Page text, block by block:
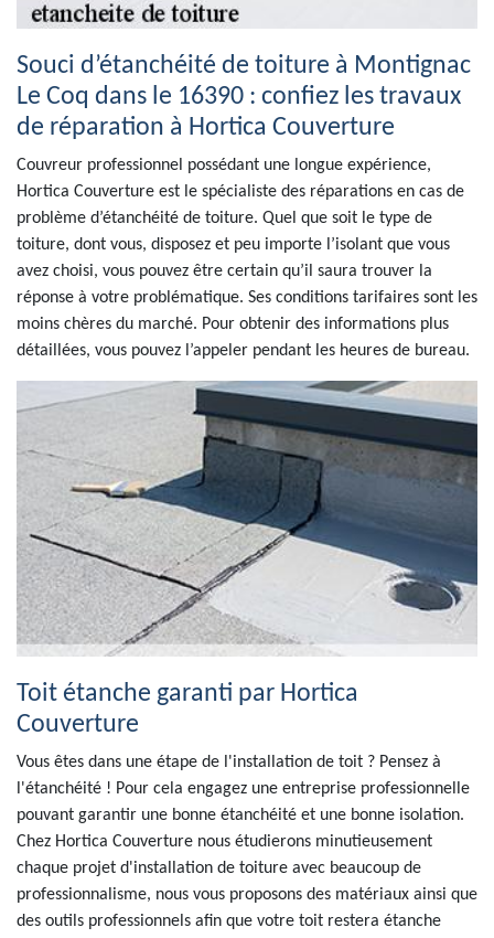
Souci d’étanchéité de toiture à Montignac
Le Coq dans le 16390 : confiez les travaux
de réparation à Hortica Couverture
Couvreur professionnel possédant une longue expérience,
Hortica Couverture est le spécialiste des réparations en cas de
problème d’étanchéité de toiture. Quel que soit le type de
toiture, dont vous, disposez et peu importe l’isolant que vous
avez choisi, vous pouvez être certain qu’il saura trouver la
réponse à votre problématique. Ses conditions tarifaires sont les
moins chères du marché. Pour obtenir des informations plus
détaillées, vous pouvez l’appeler pendant les heures de bureau.
Toit étanche garanti par Hortica
Couverture
Vous êtes dans une étape de l'installation de toit ? Pensez à
l'étanchéité ! Pour cela engagez une entreprise professionnelle
pouvant garantir une bonne étanchéité et une bonne isolation.
Chez Hortica Couverture nous étudierons minutieusement
chaque projet d'installation de toiture avec beaucoup de
professionnalisme, nous vous proposons des matériaux ainsi que
des outils professionnels afin que votre toit restera étanche